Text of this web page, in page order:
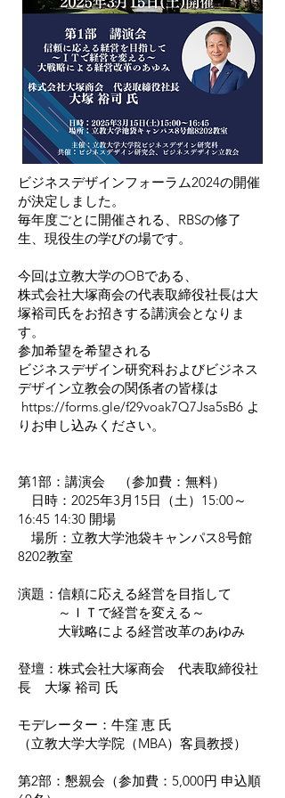
ビジネスデザインフォーラム2024の開催
が決定しました。
毎年度ごとに開催される、RBSの修了
生、現役生の学びの場です。
今回は立教大学のOBである、
株式会社大塚商会の代表取締役社長は大
塚裕司氏をお招きする講演会となりま
す。
参加希望を希望される
ビジネスデザイン研究科およびビジネス
デザイン立教会の関係者の皆様は
https://forms.gle/f29voak7Q7Jsa5sB6 よ
りお申し込みください。
​第1部：講演会 （参加費：無料）
日時：2025年3月15日（土）15:00～
16:45 14:30 開場
場所：立教大学池袋キャンパス8号館
8202教室
演題：信頼に応える経営を目指して
～ＩＴで経営を変える～
大戦略による経営改革のあゆみ
登壇：株式会社大塚商会 代表取締役社
長 大塚 裕司 氏
​モデレーター：牛窪 恵 氏
（立教大学大学院（MBA）客員教授）
第2部：懇親会（参加費：5,000円 申込順